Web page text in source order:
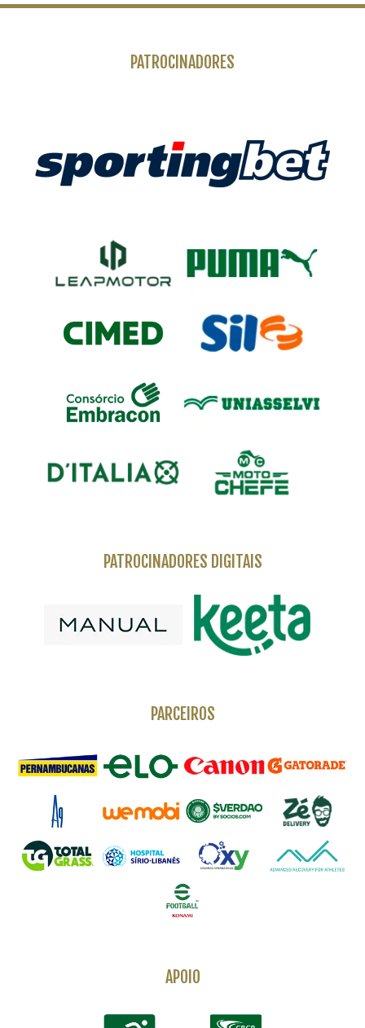
PATROCINADORES
PATROCINADORES DIGITAIS
PARCEIROS
APOIO